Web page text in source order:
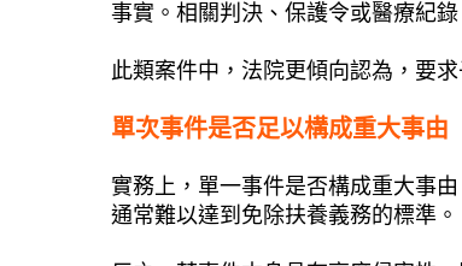
事實。相關判決、保護令或醫療紀
此類案件中，法院更傾向認為，要
單次事件是否足以構成重大事由
實務上，單一事件是否構成重大事
通常難以達到免除扶養義務的標準。